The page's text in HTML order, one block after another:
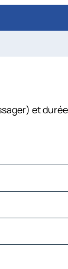
et